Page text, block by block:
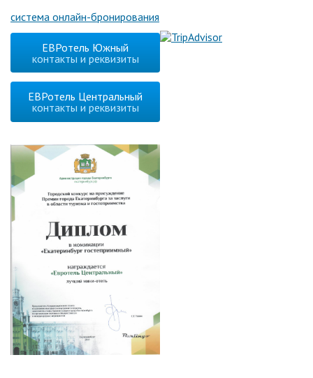
система онлайн-бронирования
ЕВРотель Южный
контакты и реквизиты
ЕВРотель Центральный
контакты и реквизиты